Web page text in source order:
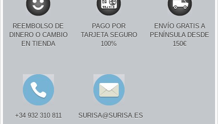
REEMBOLSO DE
DINERO O CAMBIO
EN TIENDA
PAGO POR
TARJETA SEGURO
100%
ENVÍO GRATIS A
PENÍNSULA DESDE
150€
+34 932 310 811 SURISA@SURISA.ES